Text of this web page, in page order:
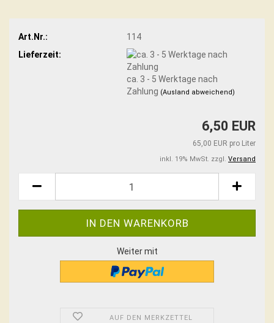
Art.Nr.:
114
Lieferzeit:
ca. 3 - 5 Werktage nach
Zahlung (Ausland abweichend)
6,50 EUR
65,00 EUR pro Liter
inkl. 19% MwSt. zzgl. Versand
Weiter mit
AUF DEN MERKZETTEL